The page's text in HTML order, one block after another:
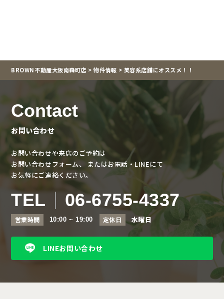
BROWN不動産大阪南森町店 >物件情報 > 美容系店舗にオススメ！！
Contact
お問い合わせ
お問い合わせや来店のご予約は
お問い合わせフォーム、
またはお電話・LINEにて
お気軽にご連絡ください。
TEL 06-6755-4337
営業時間 10:00 ~ 19:00 定休日 水曜日
LINEお問い合わせ